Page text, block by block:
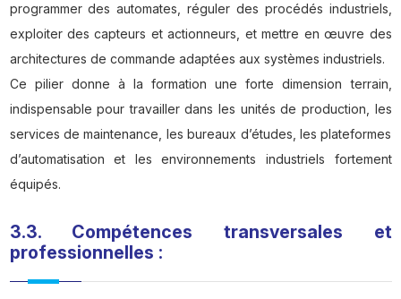
programmer des automates, réguler des procédés industriels,
exploiter des capteurs et actionneurs, et mettre en œuvre des
architectures de commande adaptées aux systèmes industriels.
Ce pilier donne à la formation une forte dimension terrain,
indispensable pour travailler dans les unités de production, les
services de maintenance, les bureaux d’études, les plateformes
d’automatisation et les environnements industriels fortement
équipés.
3.3. Compétences transversales et
professionnelles :